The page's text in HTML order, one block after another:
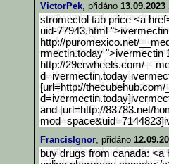
VictorPek, přidáno 13.09.2023
stromectol tab price <a
uid-77943.html
http://puromexico.net/
rmectin.today ">ivermectin
http://29erwheels.com/__m
d=ivermectin.today
[url=http://thecubehub.com/
d=ivermectin.today]iverme
and [url=http://83783.net/
FrancisIgnor, přidáno
buy drugs from canada: <a